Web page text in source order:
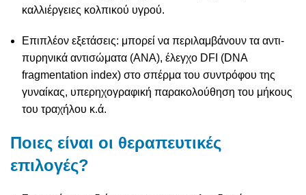
καλλιέργειες κολπικού υγρού.
Επιπλέον εξετάσεις: μπορεί να περιλαμβάνουν τα αντι-
πυρηνικά αντισώματα (ANA), έλεγχο DFI (DNA
fragmentation index) στο σπέρμα του συντρόφου της
γυναίκας, υπερηχογραφική παρακολούθηση του μήκους
του τραχήλου κ.ά.
Ποιες είναι οι θεραπευτικές
επιλογές?